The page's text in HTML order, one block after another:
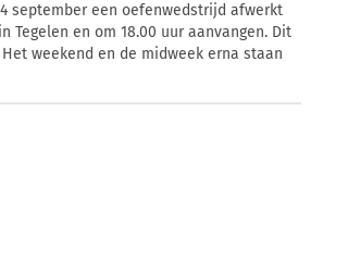
september een oefenwedstrijd afwerkt
Tegelen en om 18.00 uur aanvangen. Dit
weekend en de midweek erna staan